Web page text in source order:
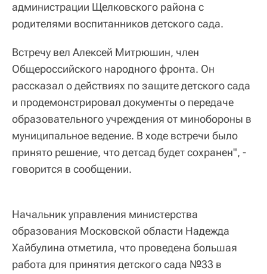
администрации Щелковского района с
родителями воспитанников детского сада.
Встречу вел Алексей Митрюшин, член
Общероссийского народного фронта. Он
рассказал о действиях по защите детского сада
и продемонстрировал документы о передаче
образовательного учреждения от минобороны в
муниципальное ведение. В ходе встречи было
принято решение, что детсад будет сохранен", -
говорится в сообщении.
Начальник управления министерства
образования Московской области Надежда
Хайбулина отметила, что проведена большая
работа для принятия детского сада №33 в